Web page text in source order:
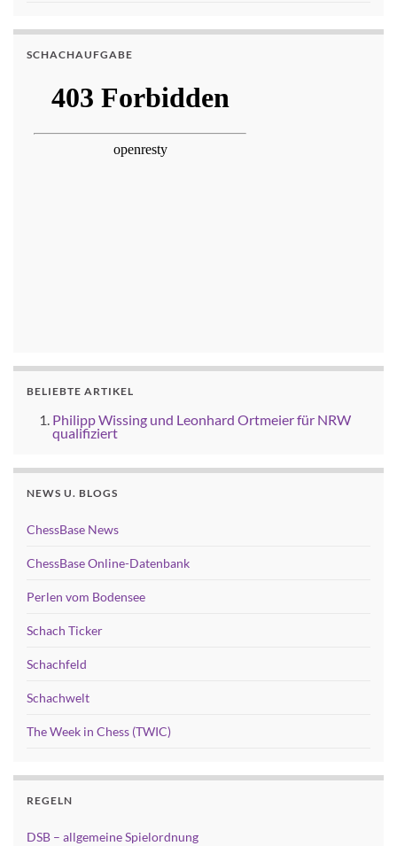
SCHACHAUFGABE
BELIEBTE ARTIKEL
Philipp Wissing und Leonhard Ortmeier für NRW
qualifiziert
NEWS U. BLOGS
ChessBase News
ChessBase Online-Datenbank
Perlen vom Bodensee
Schach Ticker
Schachfeld
Schachwelt
The Week in Chess (TWIC)
REGELN
DSB – allgemeine Spielordnung